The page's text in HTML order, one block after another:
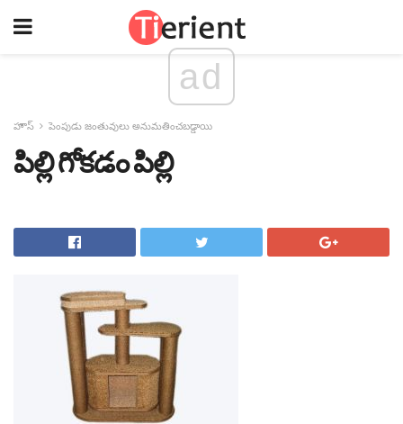
ad
హౌస్ పెంపుడు జంతువులు అనుమతించబడ్డాయి
పిల్లి గోకడం పిల్లి